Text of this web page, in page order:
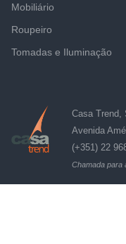
Mobiliário
Roupeiro
Tomadas e Iluminação
Casa Trend,
Avenida
(+351) 22
Chamada para